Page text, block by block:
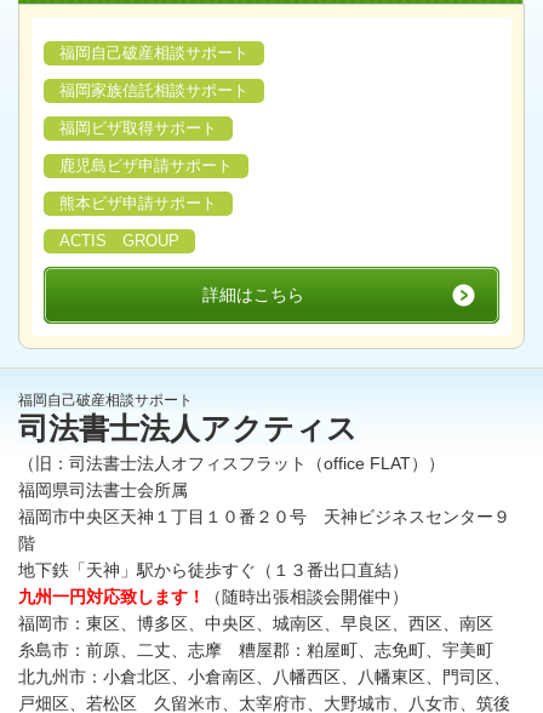
福岡自己破産相談サポート
福岡家族信託相談サポート
福岡ビザ取得サポート
鹿児島ビザ申請サポート
熊本ビザ申請サポート
ACTIS GROUP
詳細はこちら
福岡自己破産相談サポート
司法書士法人アクティス
（旧：司法書士法人オフィスフラット（office FLAT））
福岡県司法書士会所属
福岡市中央区天神１丁目１０番２０号 天神ビジネスセンター９
階
地下鉄「天神」駅から徒歩すぐ（１３番出口直結）
九州一円対応致します！
（随時出張相談会開催中）
福岡市：東区、博多区、中央区、城南区、早良区、西区、南区
糸島市：前原、二丈、志摩 糟屋郡：粕屋町、志免町、宇美町
北九州市：小倉北区、小倉南区、八幡西区、八幡東区、門司区、
戸畑区、若松区 久留米市、太宰府市、大野城市、八女市、筑後